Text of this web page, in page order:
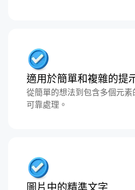
適用於簡單和複雜的提
從簡單的想法到包含多個元
可靠處理。
圖片中的精準文字